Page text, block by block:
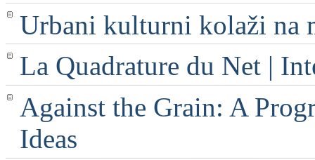
Urbani kulturni kolaži na
La Quadrature du Net |
Against the Grain: A
Ideas